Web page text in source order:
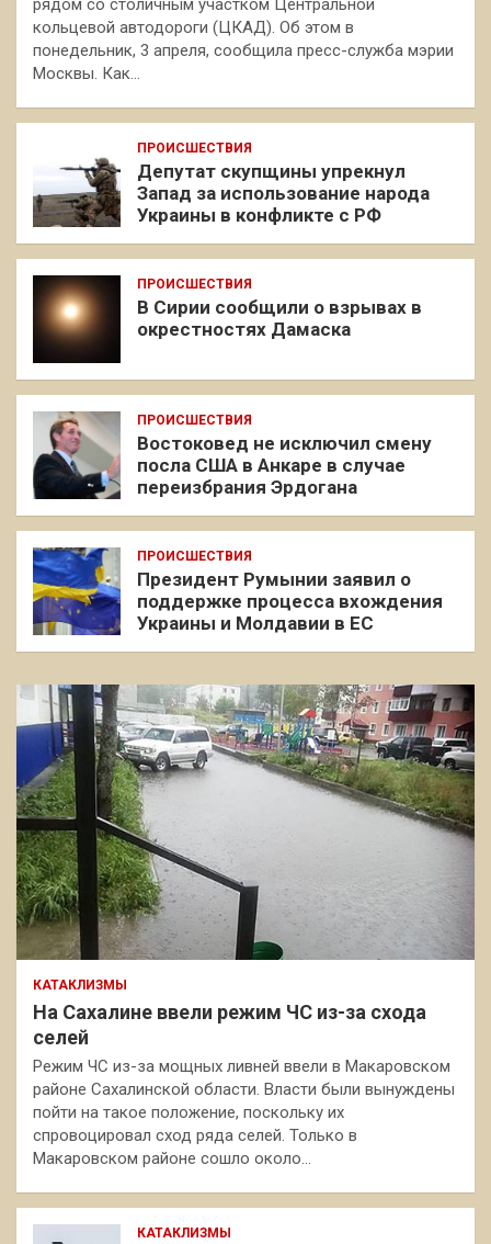
рядом со столичным участком Центральной
кольцевой автодороги (ЦКАД). Об этом в
понедельник, 3 апреля, сообщила пресс-служба мэрии
Москвы. Как…
ПРОИСШЕСТВИЯ
Депутат скупщины упрекнул
Запад за использование народа
Украины в конфликте с РФ
ПРОИСШЕСТВИЯ
В Сирии сообщили о взрывах в
окрестностях Дамаска
ПРОИСШЕСТВИЯ
Востоковед не исключил смену
посла США в Анкаре в случае
переизбрания Эрдогана
ПРОИСШЕСТВИЯ
Президент Румынии заявил о
поддержке процесса вхождения
Украины и Молдавии в ЕС
КАТАКЛИЗМЫ
На Сахалине ввели режим ЧС из-за схода
селей
Режим ЧС из-за мощных ливней ввели в Макаровском
районе Сахалинской области. Власти были вынуждены
пойти на такое положение, поскольку их
спровоцировал сход ряда селей. Только в
Макаровском районе сошло около…
КАТАКЛИЗМЫ